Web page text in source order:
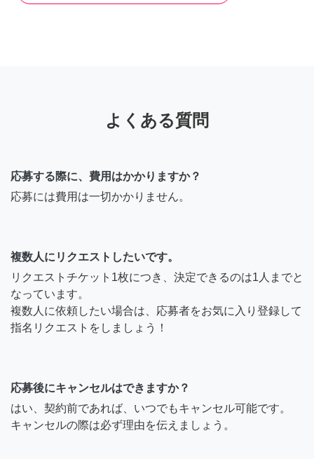
よくある質問
応募する際に、費用はかかりますか？
応募には費用は一切かかりません。
複数人にリクエストしたいです。
リクエストチケット1枚につき、決定できるのは1人までと
なっています。
複数人に依頼したい場合は、応募者をお気に入り登録して
指名リクエストをしましょう！
応募後にキャンセルはできますか？
はい、契約前であれば、いつでもキャンセル可能です。
キャンセルの際は必ず理由を伝えましょう。